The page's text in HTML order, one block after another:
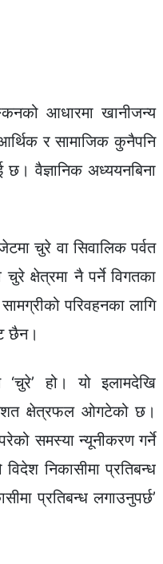
आधारमा खानीजन्य
आर्थिक र सामाजिक कुनैपनि
वैज्ञानिक अध्ययनबिना
चुरे वा सिवालिक पर्वत
क्षेत्रमा नै पर्ने विगतका
परिवहनका लागि
छैन।
हो। यो इलामदेखि
क्षेत्रफल ओगटेको छ।
समस्या न्यूनीकरण गर्ने
निकासीमा प्रतिबन्ध
प्रतिबन्ध लगाउनुपर्छ’